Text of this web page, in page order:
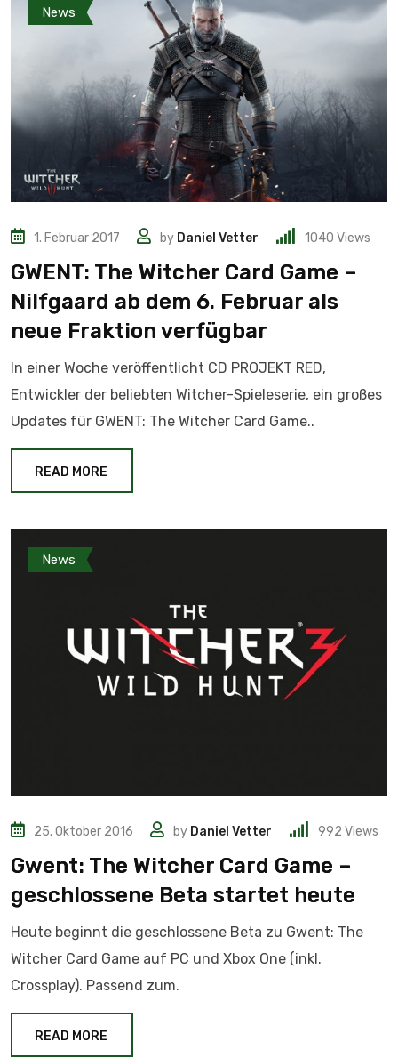
News
1. Februar 2017 by Daniel Vetter 1040 Views
GWENT: The Witcher Card Game –
Nilfgaard ab dem 6. Februar als
neue Fraktion verfügbar
In einer Woche veröffentlicht CD PROJEKT RED,
Entwickler der beliebten Witcher-Spieleserie, ein großes
Updates für GWENT: The Witcher Card Game..
READ MORE
News
25. Oktober 2016 by Daniel Vetter 992 Views
Gwent: The Witcher Card Game –
geschlossene Beta startet heute
Heute beginnt die geschlossene Beta zu Gwent: The
Witcher Card Game auf PC und Xbox One (inkl.
Crossplay). Passend zum.
READ MORE